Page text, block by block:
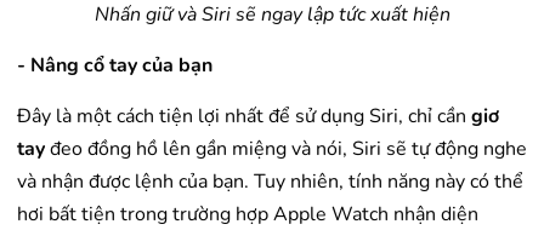
Nhấn giữ và Siri sẽ ngay lập tức xuất hiện
- Nâng cổ tay của bạn
Đây là một cách tiện lợi nhất để sử dụng Siri, chỉ cần giơ
tayđeo đồng hồ lên gần miệng và nói, Siri sẽ tự động nghe
và nhận được lệnh của bạn. Tuy nhiên, tính năng này có thể
hơi bất tiện trong trường hợp Apple Watch nhận diện